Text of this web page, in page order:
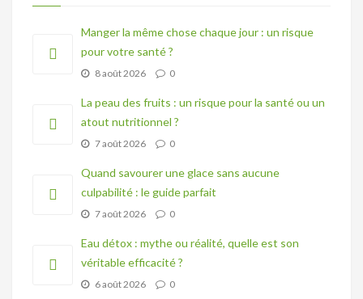
Manger la même chose chaque jour : un risque
pour votre santé ?
8 août 2026 0
La peau des fruits : un risque pour la santé ou un
atout nutritionnel ?
7 août 2026 0
Quand savourer une glace sans aucune
culpabilité : le guide parfait
7 août 2026 0
Eau détox : mythe ou réalité, quelle est son
véritable efficacité ?
6 août 2026 0